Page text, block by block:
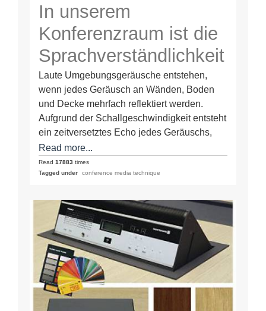
In unserem
Konferenzraum ist die
Sprachverständlichkeit
extrem schlecht, da
die
Umgebungsgeräusche
zu laut sind
Laute Umgebungsgeräusche entstehen,
wenn jedes Geräusch an Wänden, Boden
und Decke mehrfach reflektiert werden.
Aufgrund der Schallgeschwindigkeit entsteht
ein zeitversetztes Echo jedes Geräuschs,
das es unserem Ohr und Gehirn sehr…
Read more...
Read 17883 times
Tagged under
conference media technique